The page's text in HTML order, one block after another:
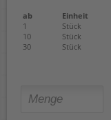
ab Einheit
1
Stück
10
Stück
30
Stück